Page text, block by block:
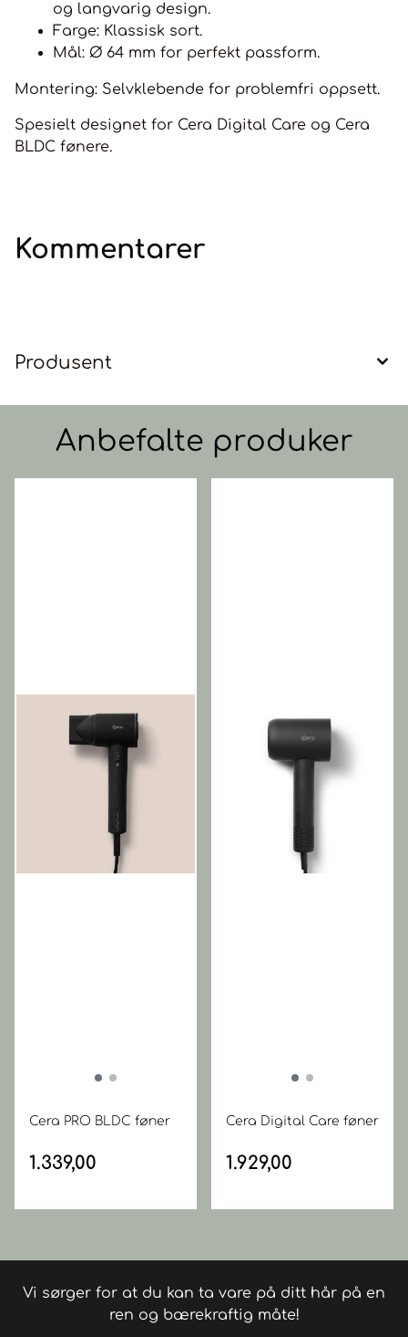
og langvarig design.
Farge: Klassisk sort.
Mål: Ø 64 mm for perfekt passform.
Montering: Selvklebende for problemfri oppsett.
Spesielt designet for Cera Digital Care og Cera
BLDC fønere.
Kommentarer
Produsent
Anbefalte produker
Cera PRO BLDC føner
1.339,00
Cera Digital Care føner
1.929,00
Vi sørger for at du kan ta vare på ditt hår på en
ren og bærekraftig måte!